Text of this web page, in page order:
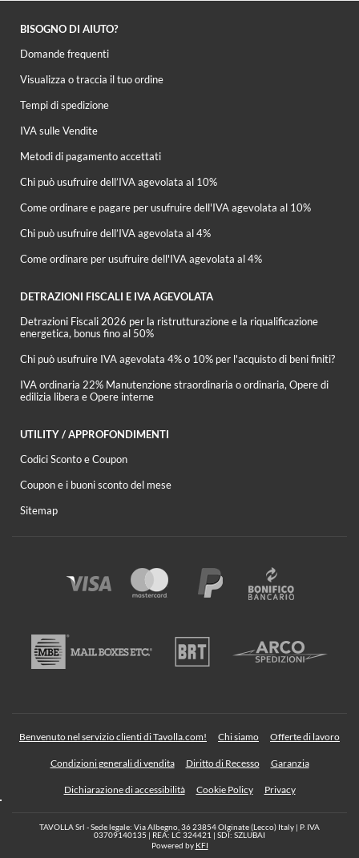
BISOGNO DI AIUTO?
Domande frequenti
Visualizza o traccia il tuo ordine
Tempi di spedizione
IVA sulle Vendite
Metodi di pagamento accettati
Chi può usufruire dell’IVA agevolata al 10%
Come ordinare e pagare per usufruire dell'IVA agevolata al 10%
Chi può usufruire dell’IVA agevolata al 4%
Come ordinare per usufruire dell'IVA agevolata al 4%
DETRAZIONI FISCALI E IVA AGEVOLATA
Detrazioni Fiscali 2026 per la ristrutturazione e la riqualificazione
energetica, bonus fino al 50%
Chi può usufruire IVA agevolata 4% o 10% per l'acquisto di beni finiti?
IVA ordinaria 22% Manutenzione straordinaria o ordinaria, Opere di
edilizia libera e Opere interne
UTILITY / APPROFONDIMENTI
Codici Sconto e Coupon
Coupon e i buoni sconto del mese
Sitemap
Benvenuto nel servizio clienti di Tavolla.com! Chi siamo Offerte di lavoro
Condizioni generali di vendita Diritto di Recesso Garanzia
Dichiarazione di accessibilità Cookie Policy Privacy
TAVOLLA Srl - Sede legale: Via Albegno, 36 23854 Olginate (Lecco) Italy | P. IVA
03709140135 | REA: LC 324421 | SDI: SZLUBAI
Powered by KFI